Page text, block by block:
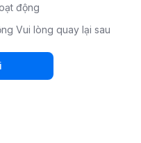
động
Vui lòng quay lại sau